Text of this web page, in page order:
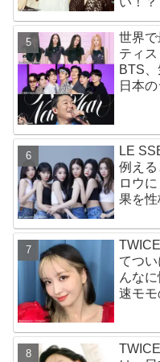
スケ
世界
ティ
BTS
日本
LE
例え
ロウ
果を
てつ
んな
速モ